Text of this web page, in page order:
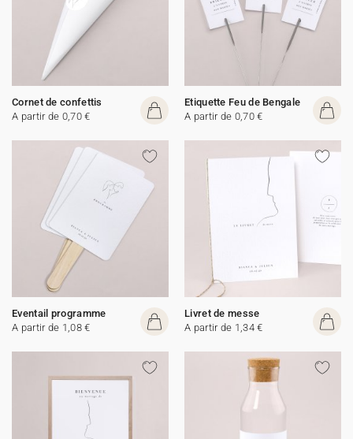
Cornet de confettis
A partir de 0,70 €
Etiquette Feu de Bengale
A partir de 0,70 €
Eventail programme
A partir de 1,08 €
Livret de messe
A partir de 1,34 €